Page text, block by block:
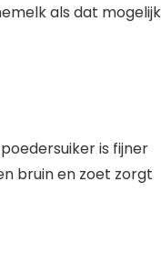
als dat mogelijk
is fijner
bruin en zoet zorgt